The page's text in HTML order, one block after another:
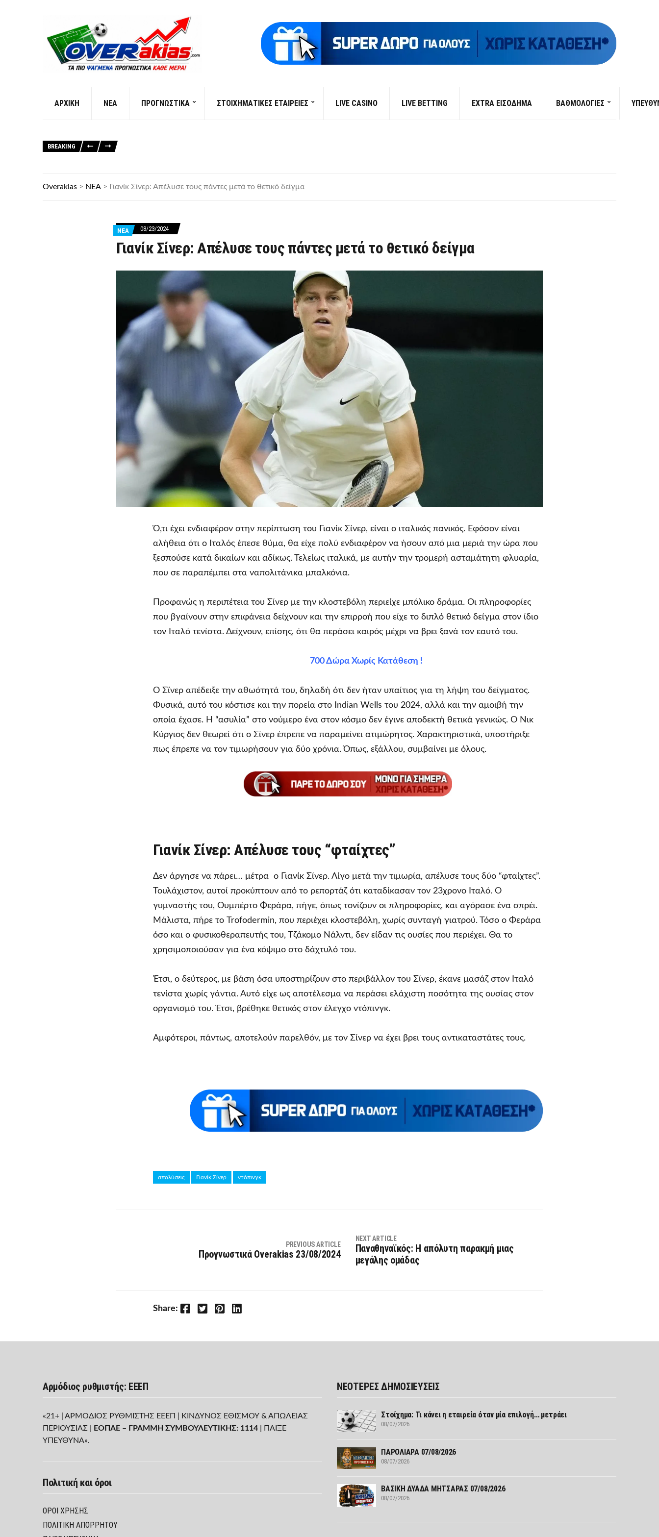
AΡXIKH ΝΕΑ ΠΡΟΓΝΩΣΤΙΚΑ ΣΤΟΙΧΗΜΑΤΙΚΕΣ ΕΤΑΙΡΕΙΕΣ LIVE CASINO LIVE BETTING EXTRA ΕΙΣΟΔΗΜΑ ΒΑΘΜΟΛΟΓΙΕΣ
BREAKING
Overakias > ΝΕΑ > Γιανίκ Σίνερ: Απέλυσε τους πάντες μετά το θετικό δείγμα
ΝΕΑ 08/23/2024
Γιανίκ Σίνερ: Απέλυσε τους πάντες μετά το θετικό δείγμα
Ό,τι έχει ενδιαφέρον στην περίπτωση του Γιανίκ Σίνερ, είναι ο ιταλικός πανικός. Εφόσον είναι
αλήθεια ότι ο Ιταλός έπεσε θύμα, θα είχε πολύ ενδιαφέρον να ήσουν από μια μεριά την ώρα που
ξεσπούσε κατά δικαίων και αδίκως. Τελείως ιταλικά, με αυτήν την τρομερή ασταμάτητη φλυαρία,
που σε παραπέμπει στα ναπολιτάνικα μπαλκόνια.
Προφανώς η περιπέτεια του Σίνερ με την κλοστεβόλη περιείχε μπόλικο δράμα. Οι πληροφορίες
που βγαίνουν στην επιφάνεια δείχνουν και την επιρροή που είχε το διπλό θετικό δείγμα στον ίδιο
τον Ιταλό τενίστα. Δείχνουν, επίσης, ότι θα περάσει καιρός μέχρι να βρει ξανά τον εαυτό του.
700 Δώρα Χωρίς Κατάθεση !
Ο Σϊνερ απέδειξε την αθωότητά του, δηλαδή ότι δεν ήταν υπαίτιος για τη λήψη του δείγματος.
Φυσικά, αυτό του κόστισε και την πορεία στο Indian Wells του 2024, αλλά και την αμοιβή την
οποία έχασε. Η “ασυλία” στο νούμερο ένα στον κόσμο δεν έγινε αποδεκτή θετικά γενικώς. Ο Νικ
Κύργιος δεν θεωρεί ότι ο Σίνερ έπρεπε να παραμείνει ατιμώρητος. Χαρακτηριστικά, υποστήριξε
πως έπρεπε να τον τιμωρήσουν για δύο χρόνια. Όπως, εξάλλου, συμβαίνει με όλους.
Γιανίκ Σίνερ: Απέλυσε τους “φταίχτες”
Δεν άργησε να πάρει… μέτρα ο Γιανίκ Σίνερ. Λίγο μετά την τιμωρία, απέλυσε τους δύο “φταίχτες”.
Τουλάχιστον, αυτοί προκύπτουν από το ρεπορτάζ ότι καταδίκασαν τον 23χρονο Ιταλό. Ο
γυμναστής του, Ουμπέρτο Φεράρα, πήγε, όπως τονίζουν οι πληροφορίες, και αγόρασε ένα σπρέι.
Μάλιστα, πήρε το Trofodermin, που περιέχει κλοστεβόλη, χωρίς συνταγή γιατρού. Τόσο ο Φεράρα
όσο και ο φυσικοθεραπευτής του, Τζάκομο Νάλντι, δεν είδαν τις ουσίες που περιέχει. Θα το
χρησιμοποιούσαν για ένα κόψιμο στο δάχτυλό του.
Έτσι, ο δεύτερος, με βάση όσα υποστηρίζουν στο περιβάλλον του Σίνερ, έκανε μασάζ στον Ιταλό
τενίστα χωρίς γάντια. Αυτό είχε ως αποτέλεσμα να περάσει ελάχιστη ποσότητα της ουσίας στον
οργανισμό του. Έτσι, βρέθηκε θετικός στον έλεγχο ντόπινγκ.
Αμφότεροι, πάντως, αποτελούν παρελθόν, με τον Σίνερ να έχει βρει τους αντικαταστάτες τους.
απολύσεις Γιανίκ Σίνερ ντόπινγκ
PREVIOUS ARTICLE
Προγνωστικά Overakias 23/08/2024
NEXT ARTICLE
Παναθηναϊκός: Η απόλυτη παρακμή μιας
μεγάλης ομάδας
Share: Facebook Twitter Pinterest LinkedIn
Αρμόδιος ρυθμιστής: ΕΕΕΠ
«21+ | ΑΡΜΟΔΙΟΣ ΡΥΘΜΙΣΤΗΣ ΕΕΕΠ | ΚΙΝΔΥΝΟΣ ΕΘΙΣΜΟΥ & ΑΠΩΛΕΙΑΣ
ΠΕΡΙΟΥΣΙΑΣ |
ΕΟΠΑΕ – ΓΡΑΜΜΗ ΣΥΜΒΟΥΛΕΥΤΙΚΗΣ: 1114 | ΠΑΙΞΕ
ΥΠΕΥΘΥΝΑ».
Πολιτική και όροι
ΌΡΟΙ ΧΡΉΣΗΣ
ΠΟΛΙΤΙΚΉ ΑΠΟΡΡΉΤΟΥ
ΝΕΟΤΕΡΕΣ ΔΗΜΟΣΙΕΥΣΕΙΣ
Στοίχημα: Τι κάνει η εταιρεία όταν μία επιλογή… μετράει
08/07/2026
ΠΑΡΟΛΙΑΡΑ 07/08/2026
08/07/2026
ΒΑΣΙΚΗ ΔΥΑΔΑ ΜΗΤΣΑΡΑΣ 07/08/2026
08/07/2026